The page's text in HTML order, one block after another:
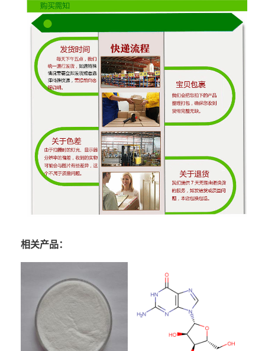
相关产品：